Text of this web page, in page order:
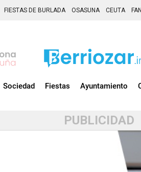
FIESTAS DE BURLADA OSASUNA CEUTA
Sociedad Fiestas Ayuntamiento
PUBLICIDAD